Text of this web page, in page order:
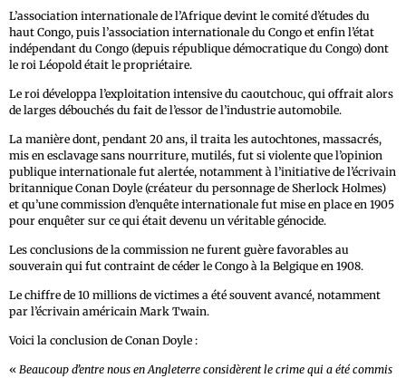
L’association internationale de l’Afrique devint le comité d’études du
haut Congo, puis l’association internationale du Congo et enfin l’état
indépendant du Congo (depuis république démocratique du Congo) dont
le roi Léopold était le propriétaire.
Le roi développa l’exploitation intensive du caoutchouc, qui offrait alors
de larges débouchés du fait de l’essor de l’industrie automobile.
La manière dont, pendant 20 ans, il traita les autochtones, massacrés,
mis en esclavage sans nourriture, mutilés, fut si violente que l’opinion
publique internationale fut alertée, notamment à l’initiative de l’écrivain
britannique Conan Doyle (créateur du personnage de Sherlock Holmes)
et qu’une commission d’enquête internationale fut mise en place en 1905
pour enquêter sur ce qui était devenu un véritable génocide.
Les conclusions de la commission ne furent guère favorables au
souverain qui fut contraint de céder le Congo à la Belgique en 1908.
Le chiffre de 10 millions de victimes a été souvent avancé, notamment
par l’écrivain américain Mark Twain.
Voici la conclusion de Conan Doyle :
« Beaucoup d’entre nous en Angleterre considèrent le crime qui a été commis